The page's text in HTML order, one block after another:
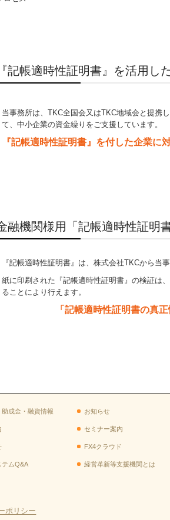
『記帳適時性証明書』を活用し
当事務所は、TKC全国会又はTKC地域会と提携
て、中小企業の資金繰りをご支援しています。
『記帳適時性証明書』を付した企業に対
融機関様用「記帳適時性証明
『記帳適時性証明書 』 は、株式会社TKCから当
紙に印刷された『記帳適時性証明書 』 の検証は
ることにより行えます。
「記帳適時性証明書の真
助成金・融資情報 お知らせ
セミナー案内
FX4クラウド
テムQ&A 経営革新等支援機関とは
ポリシー